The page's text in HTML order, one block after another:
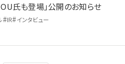
氏も登場」公開のお知らせ
#IR#インタビュー